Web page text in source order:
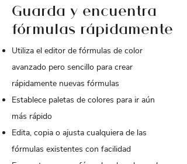
Guarda y encuentra
fórmulas rápidamente
Utiliza el editor de fórmulas de color
avanzado pero sencillo para crear
rápidamente nuevas fórmulas
Establece paletas de colores para ir aún
más rápido
Edita, copia o ajusta cualquiera de las
fórmulas existentes con facilidad